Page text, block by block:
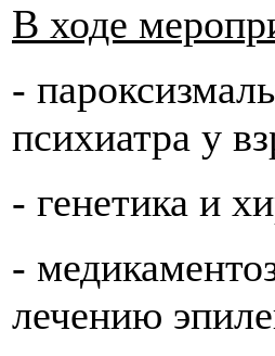
В ходе
-
психиатра у
- генетика и
-
лечению